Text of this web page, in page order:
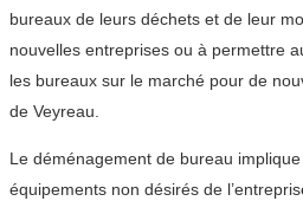
bureaux de leurs déchets et de leur
nouvelles entreprises ou à permettre
les bureaux sur le marché pour de
de Veyreau.
Le déménagement de bureau
équipements non désirés de